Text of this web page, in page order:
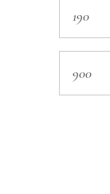
price
price